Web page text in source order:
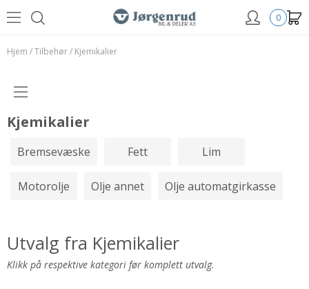
0
Hjem /Tilbehør/ Kjemikalier
Kjemikalier
Bremsevæske Fett Lim
Motorolje Olje annet Olje automatgirkasse
Utvalg fra Kjemikalier
Klikk på respektive kategori før komplett utvalg.